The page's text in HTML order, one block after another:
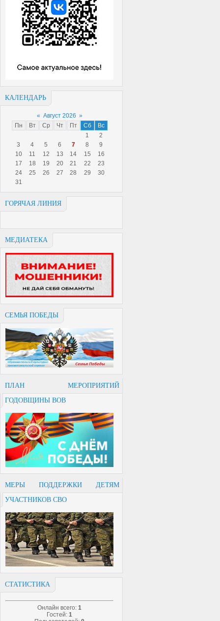
КАЛЕНДАРЬ
« Август 2026 »
Пн
Вт Ср Чт Пт Сб
Вс
1
2
3
4 5 6 7 8
9
10
11 12 13 14 15
16
17
18 19 20 21 22
23
24
25 26 27 28 29
30
31
ГОРЯЧАЯ ЛИНИЯ
МЕДИАТЕКА
СЕМЬЯ ПОБЕДЫ
ПЛАН МЕРОПРИЯТИЙ
ГОДОВЩИНЫ ВОВ
МЕРЫ ПОДДЕРЖКИ ДЕТЯМ
УЧАСТНИКОВ СВО
СТАТИСТИКА
Онлайн всего: 1
Гостей: 1